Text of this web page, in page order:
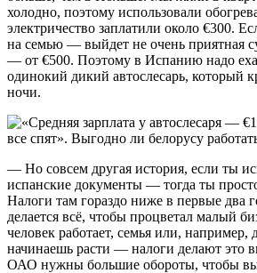
холодно, поэтому использовали
электричество заплатили около €300.
на семью — выйдет не очень приятная
— от €500. Поэтому в Испанию надо
одинокий дикий автослесарь, который
ночи.
— Но совсем другая история, если ты
испанские документы — тогда ты
Налоги там гораздо ниже в первые два
делается всё, чтобы процветал малый
человек работает, семья или, например,
начинаешь расти — налоги делают это
ОАО нужны большие обороты, чтобы